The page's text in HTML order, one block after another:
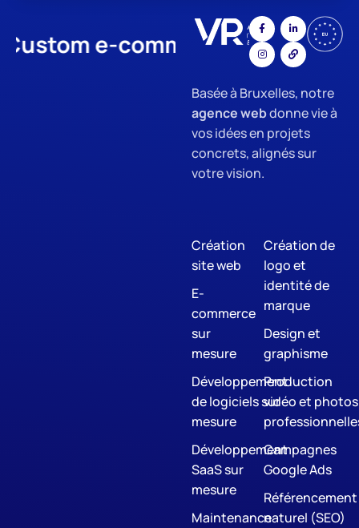
e-commerce App
Basée à Bruxelles, notre
agence webdonne vie à
vos idées en projets
concrets, alignés sur
votre vision.
Création
site web
E-
commerce
sur
mesure
Développement
de logiciels sur
mesure
Développement
SaaS sur
mesure
Maintenance
Création de
logo et
identité de
marque
Design et
graphisme
Production
vidéo et photos
Campagnes
Google Ads
Référencement
naturel (SEO)